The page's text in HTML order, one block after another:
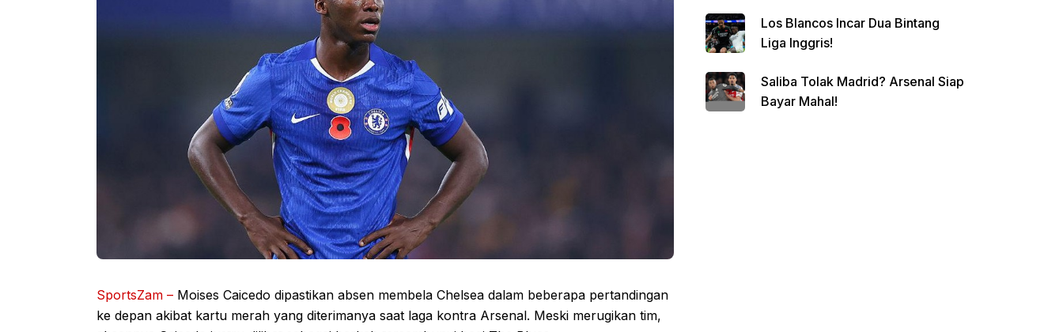
SportsZam – Moises Caicedo dipastikan absen membela Chelsea dalam beberapa pertandingan
ke depan akibat kartu merah yang diterimanya saat laga kontra Arsenal. Meski merugikan tim,
Los Blancos Incar Dua Bintang
Liga Inggris!
Saliba Tolak Madrid? Arsenal Siap
Bayar Mahal!